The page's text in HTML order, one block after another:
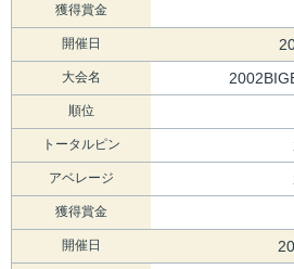
獲得賞金
開催日
大会名
順位
トータルピン
アベレージ
獲得賞金
開催日